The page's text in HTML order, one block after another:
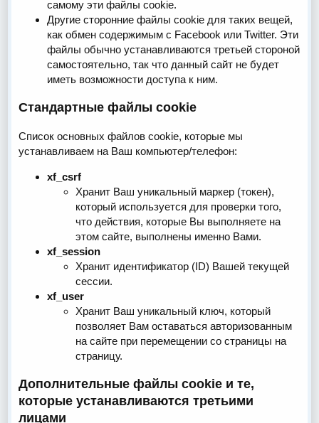
самому эти файлы cookie.
Другие сторонние файлы cookie для таких вещей,
как обмен содержимым с Facebook или Twitter. Эти
файлы обычно устанавливаются третьей стороной
самостоятельно, так что данный сайт не будет
иметь возможности доступа к ним.
Стандартные файлы cookie
Список основных файлов cookie, которые мы
устанавливаем на Ваш компьютер/телефон:
xf_csrf
Хранит Ваш уникальный маркер (токен),
который используется для проверки того,
что действия, которые Вы выполняете на
этом сайте, выполнены именно Вами.
xf_session
Хранит идентификатор (ID) Вашей текущей
сессии.
xf_user
Хранит Ваш уникальный ключ, который
позволяет Вам оставаться авторизованным
на сайте при перемещении со страницы на
страницу.
Дополнительные файлы cookie и те,
которые устанавливаются третьими
лицами